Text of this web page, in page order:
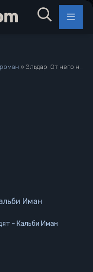
» Эльдар. От него не уходят - Кальби Иман
Иман
- Кальби Иман